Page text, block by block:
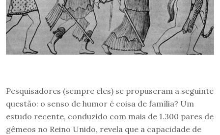
Pesquisadores (sempre eles) se propuseram a seguinte
questão: o senso de humor é coisa de família? Um
estudo recente, conduzido com mais de 1.300 pares de
gêmeos no Reino Unido, revela que a capacidade de